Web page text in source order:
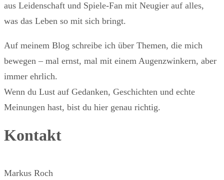
aus Leidenschaft und Spiele-Fan mit Neugier auf alles,
was das Leben so mit sich bringt.
Auf meinem Blog schreibe ich über Themen, die mich
bewegen – mal ernst, mal mit einem Augenzwinkern, aber
immer ehrlich.
Wenn du Lust auf Gedanken, Geschichten und echte
Meinungen hast, bist du hier genau richtig.
Kontakt
Markus Roch